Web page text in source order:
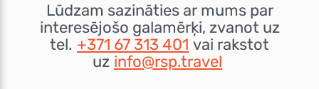
Lūdzam sazināties ar mums par
interesējošo galamērķi, zvanot uz
tel. +371 67 313 401 vai rakstot
uz info@rsp.travel